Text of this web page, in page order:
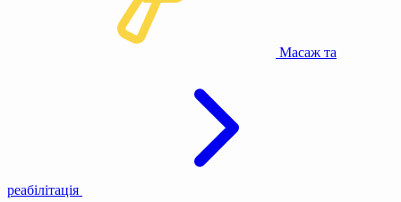
Масаж та
реабілітація